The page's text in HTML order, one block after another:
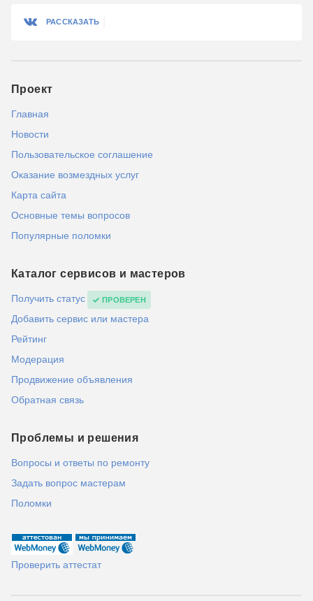
РАССКАЗАТЬ
Проект
Главная
Новости
Пользовательское соглашение
Оказание возмездных услуг
Карта сайта
Основные темы вопросов
Популярные поломки
Каталог сервисов и мастеров
Получить статус ПРОВЕРЕН
Добавить сервис или мастера
Рейтинг
Модерация
Продвижение объявления
Обратная связь
Проблемы и решения
Вопросы и ответы по ремонту
Задать вопрос мастерам
Поломки
Проверить аттестат